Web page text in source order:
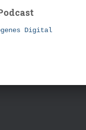
Digital